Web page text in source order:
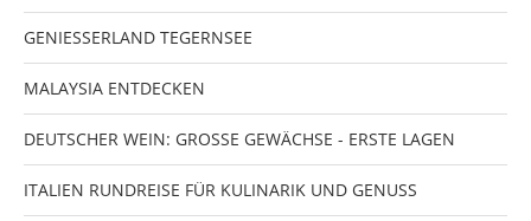
GENIESSERLAND TEGERNSEE
MALAYSIA ENTDECKEN
DEUTSCHER WEIN: GROSSE GEWÄCHSE - ERSTE LAGEN
ITALIEN RUNDREISE FÜR KULINARIK UND GENUSS